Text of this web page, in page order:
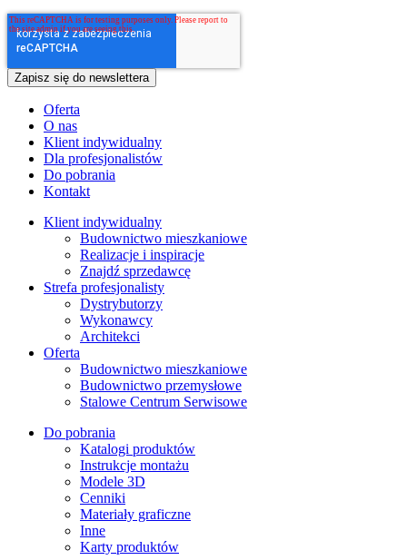
Oferta
O nas
Klient indywidualny
Dla profesjonalistów
Do pobrania
Kontakt
Klient indywidualny
Budownictwo mieszkaniowe
Realizacje i inspiracje
Znajdź sprzedawcę
Strefa profesjonalisty
Dystrybutorzy
Wykonawcy
Architekci
Oferta
Budownictwo mieszkaniowe
Budownictwo przemysłowe
Stalowe Centrum Serwisowe
Do pobrania
Katalogi produktów
Instrukcje montażu
Modele 3D
Cenniki
Materiały graficzne
Inne
Karty produktów